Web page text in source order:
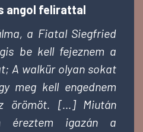
angol felirattal
a Fiatal Siegfried
be kell fejeznem a
A walkür olyan sokat
meg kell engednem
örömöt. […] Miután
éreztem igazán a